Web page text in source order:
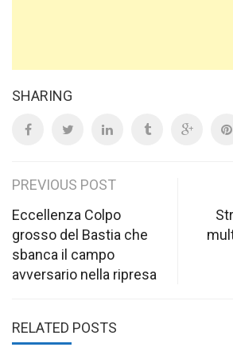
SHARING
Post
navigation
PREVIOUS POST
Eccellenza Colpo
grosso del Bastia che
sbanca il campo
avversario nella ripresa
RELATED POSTS